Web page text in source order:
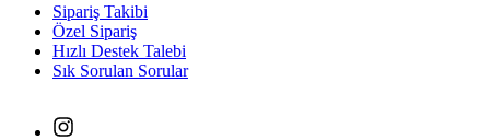
Sipariş Takibi
Özel Sipariş
Hızlı Destek Talebi
Sık Sorulan Sorular